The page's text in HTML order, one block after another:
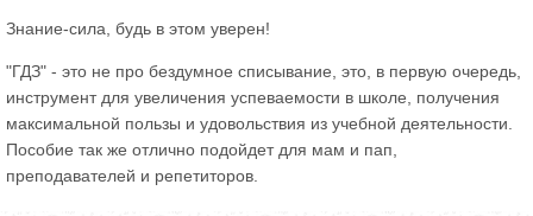
Знание-сила, будь в этом уверен!
"ГДЗ" - это не про бездумное списывание, это, в первую очередь,
инструмент для увеличения успеваемости в школе, получения
максимальной пользы и удовольствия из учебной деятельности.
Пособие так же отлично подойдет для мам и пап,
преподавателей и репетиторов.